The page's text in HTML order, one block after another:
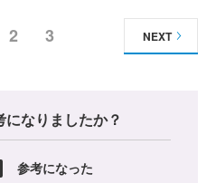
2 3 NEXT
になりましたか？
参考になった